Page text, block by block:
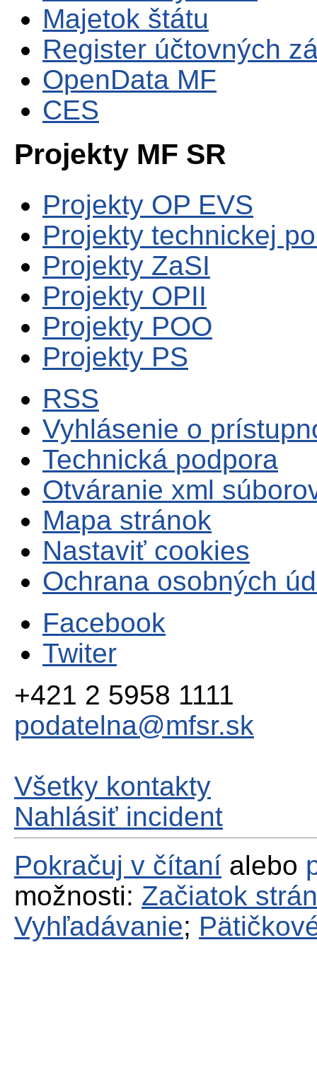
Majetok štátu
Register účtovných
OpenData MF
CES
Projekty MF SR
Projekty OP EVS
Projekty technickej
Projekty ZaSI
Projekty OPII
Projekty POO
Projekty PS
RSS
Vyhlásenie o
Technická podpora
Otváranie xml
Mapa stránok
Nastaviť cookies
Ochrana osobných
Facebook
Twiter
+421 2 5958 1111
podatelna@mfsr.sk
Všetky kontakty
Nahlásiť incident
Pokračuj v čítaní alebo
možnosti: Začiatok
Vyhľadávanie;